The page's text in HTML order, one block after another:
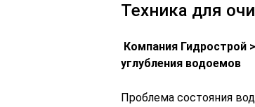
Техника для
Компания Гидрострой
углубления водоемов
Проблема состояния